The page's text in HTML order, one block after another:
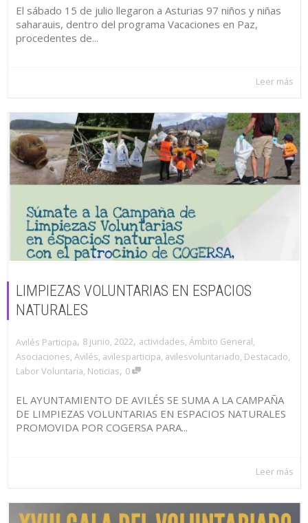
El sábado 15 de julio llegaron a Asturias 97 niños y niñas
saharauis, dentro del programa Vacaciones en Paz,
procedentes de...
Leer más
LIMPIEZAS VOLUNTARIAS EN ESPACIOS
NATURALES
Avilés Participa, 8 junio, 2022, actividades, Ámbito General,
Asociaciones, Avilés, avilesparticipa, avilesvoluntariado, Destacado,
Labor Voluntaria, Noticias, 0
EL AYUNTAMIENTO DE AVILÉS SE SUMA A LA CAMPAÑA
DE LIMPIEZAS VOLUNTARIAS EN ESPACIOS NATURALES
PROMOVIDA POR COGERSA PARA...
Leer más